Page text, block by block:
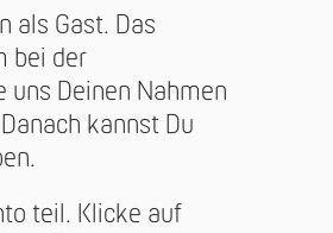
als Gast. Das
bei der
uns Deinen Nahmen
kannst Du
teil. Klicke auf